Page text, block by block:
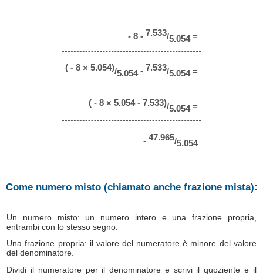
- 8 - 7.533/5.054 =
( - 8 × 5.054)/5.054 - 7.533/5.054 =
( - 8 × 5.054 - 7.533)/5.054 =
- 47.965/5.054
Come numero misto (chiamato anche frazione mista):
Un numero misto: un numero intero e una frazione propria,
entrambi con lo stesso segno.
Una frazione propria: il valore del numeratore è minore del valore
del denominatore.
Dividi il numeratore per il denominatore e scrivi il quoziente e il